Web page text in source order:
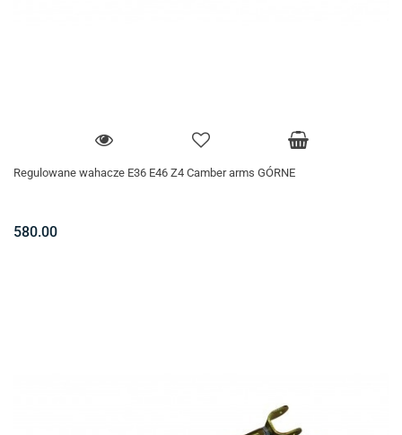
Regulowane wahacze E36 E46 Z4 Camber arms GÓRNE
580.00